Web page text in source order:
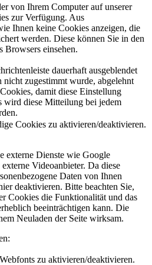
von Ihrem Computer auf unserer
zur Verfügung. Aus
Ihnen keine Cookies anzeigen, die
werden. Diese können Sie in den
Browsers einsehen.
dauerhaft ausgeblendet
zugestimmt wurde, abgelehnt
damit diese Einstellung
wird diese Mitteilung bei jedem
Cookies zu aktivieren/deaktivieren.
externe Dienste wie Google
Videoanbieter. Da diese
Daten von Ihnen
deaktivieren. Bitte beachten Sie,
Cookies die Funktionalität und das
beeinträchtigen kann. Die
Neuladen der Seite wirksam.
zu aktivieren/deaktivieren.